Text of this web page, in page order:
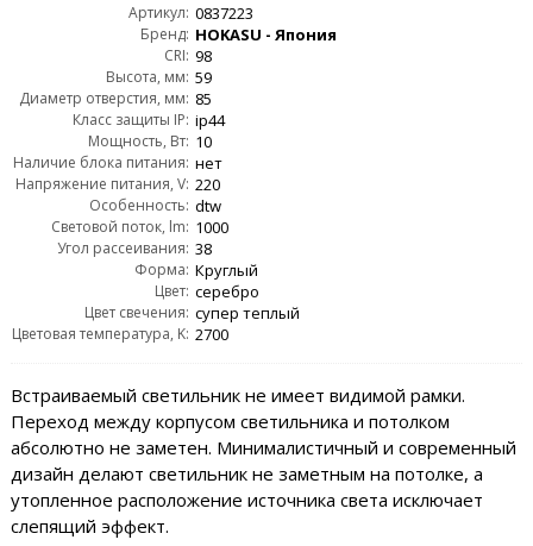
Артикул: 0837223
Бренд: HOKASU - Япония
CRI: 98
Высота, мм: 59
Диаметр отверстия, мм: 85
Класс защиты IP: ip44
Мощность, Вт: 10
Наличие блока питания: нет
Напряжение питания, V: 220
Особенность: dtw
Световой поток, lm: 1000
Угол рассеивания: 38
Форма: Круглый
Цвет: серебро
Цвет свечения: супер теплый
Цветовая температура, K: 2700
Встраиваемый светильник не имеет видимой рамки.
Переход между корпусом светильника и потолком
абсолютно не заметен. Минималистичный и современный
дизайн делают светильник не заметным на потолке, а
утопленное расположение источника света исключает
слепящий эффект.